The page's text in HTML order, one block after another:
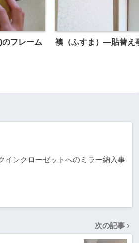
のフレーム
襖（ふすま）―貼替え
インクローゼットへのミラー納入事
次の記事